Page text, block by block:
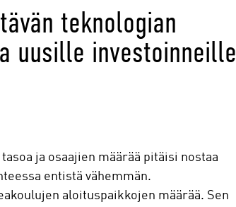
teknologian
uusille investoinneille
ja osaajien määrää pitäisi nostaa
entistä vähemmän.
aloituspaikkojen määrää. Sen